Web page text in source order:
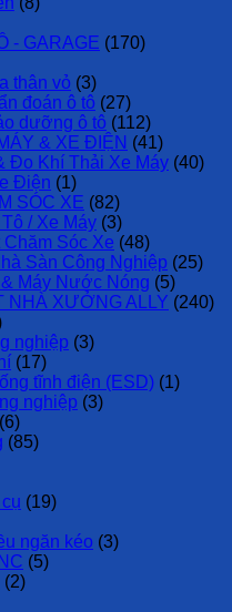
- GARAGE (170)
thân vỏ (3)
đoán ô tô (27)
dưỡng ô tô (112)
& XE ĐIỆN (41)
Đo Khí Thải Xe Máy (40)
Điện (1)
SÓC XE (82)
/ Xe Máy (3)
Sóc Xe (48)
Sàn Công Nghiệp (25)
Máy Nước Nóng (5)
NHÀ XƯỞNG ALLY (240)
nghiệp (3)
(17)
tĩnh điện (ESD) (1)
nghiệp (3)
(6)
(85)
(19)
ngăn kéo (3)
(5)
(2)